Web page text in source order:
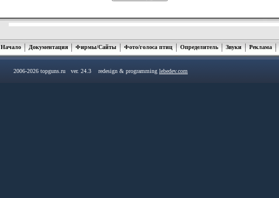
Начало Документация Фирмы/Сайты Фото/голоса птиц Определитель Звуки Реклама
2006-2026 topguns.ru ver. 24.3 redesign & programming lebedev.com